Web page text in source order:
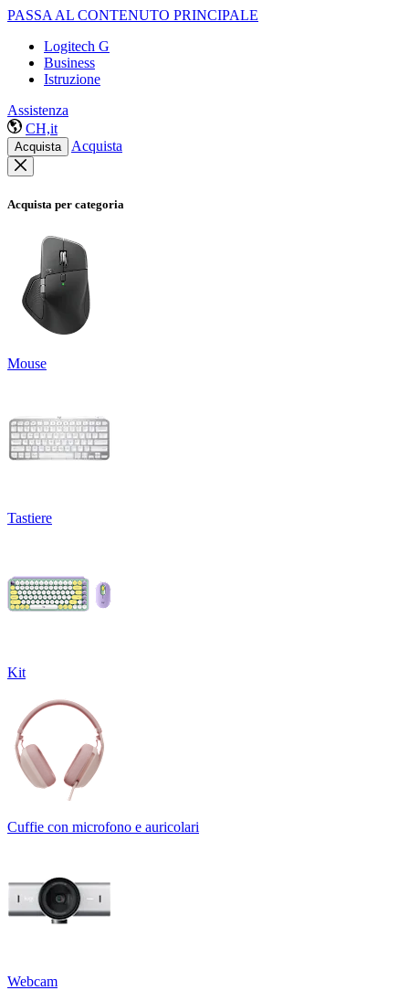
PASSA AL CONTENUTO PRINCIPALE
Logitech G
Business
Istruzione
Assistenza
CH,it
Acquista Acquista
Acquista per categoria
Mouse
Tastiere
Kit
Cuffie con microfono e auricolari
Webcam